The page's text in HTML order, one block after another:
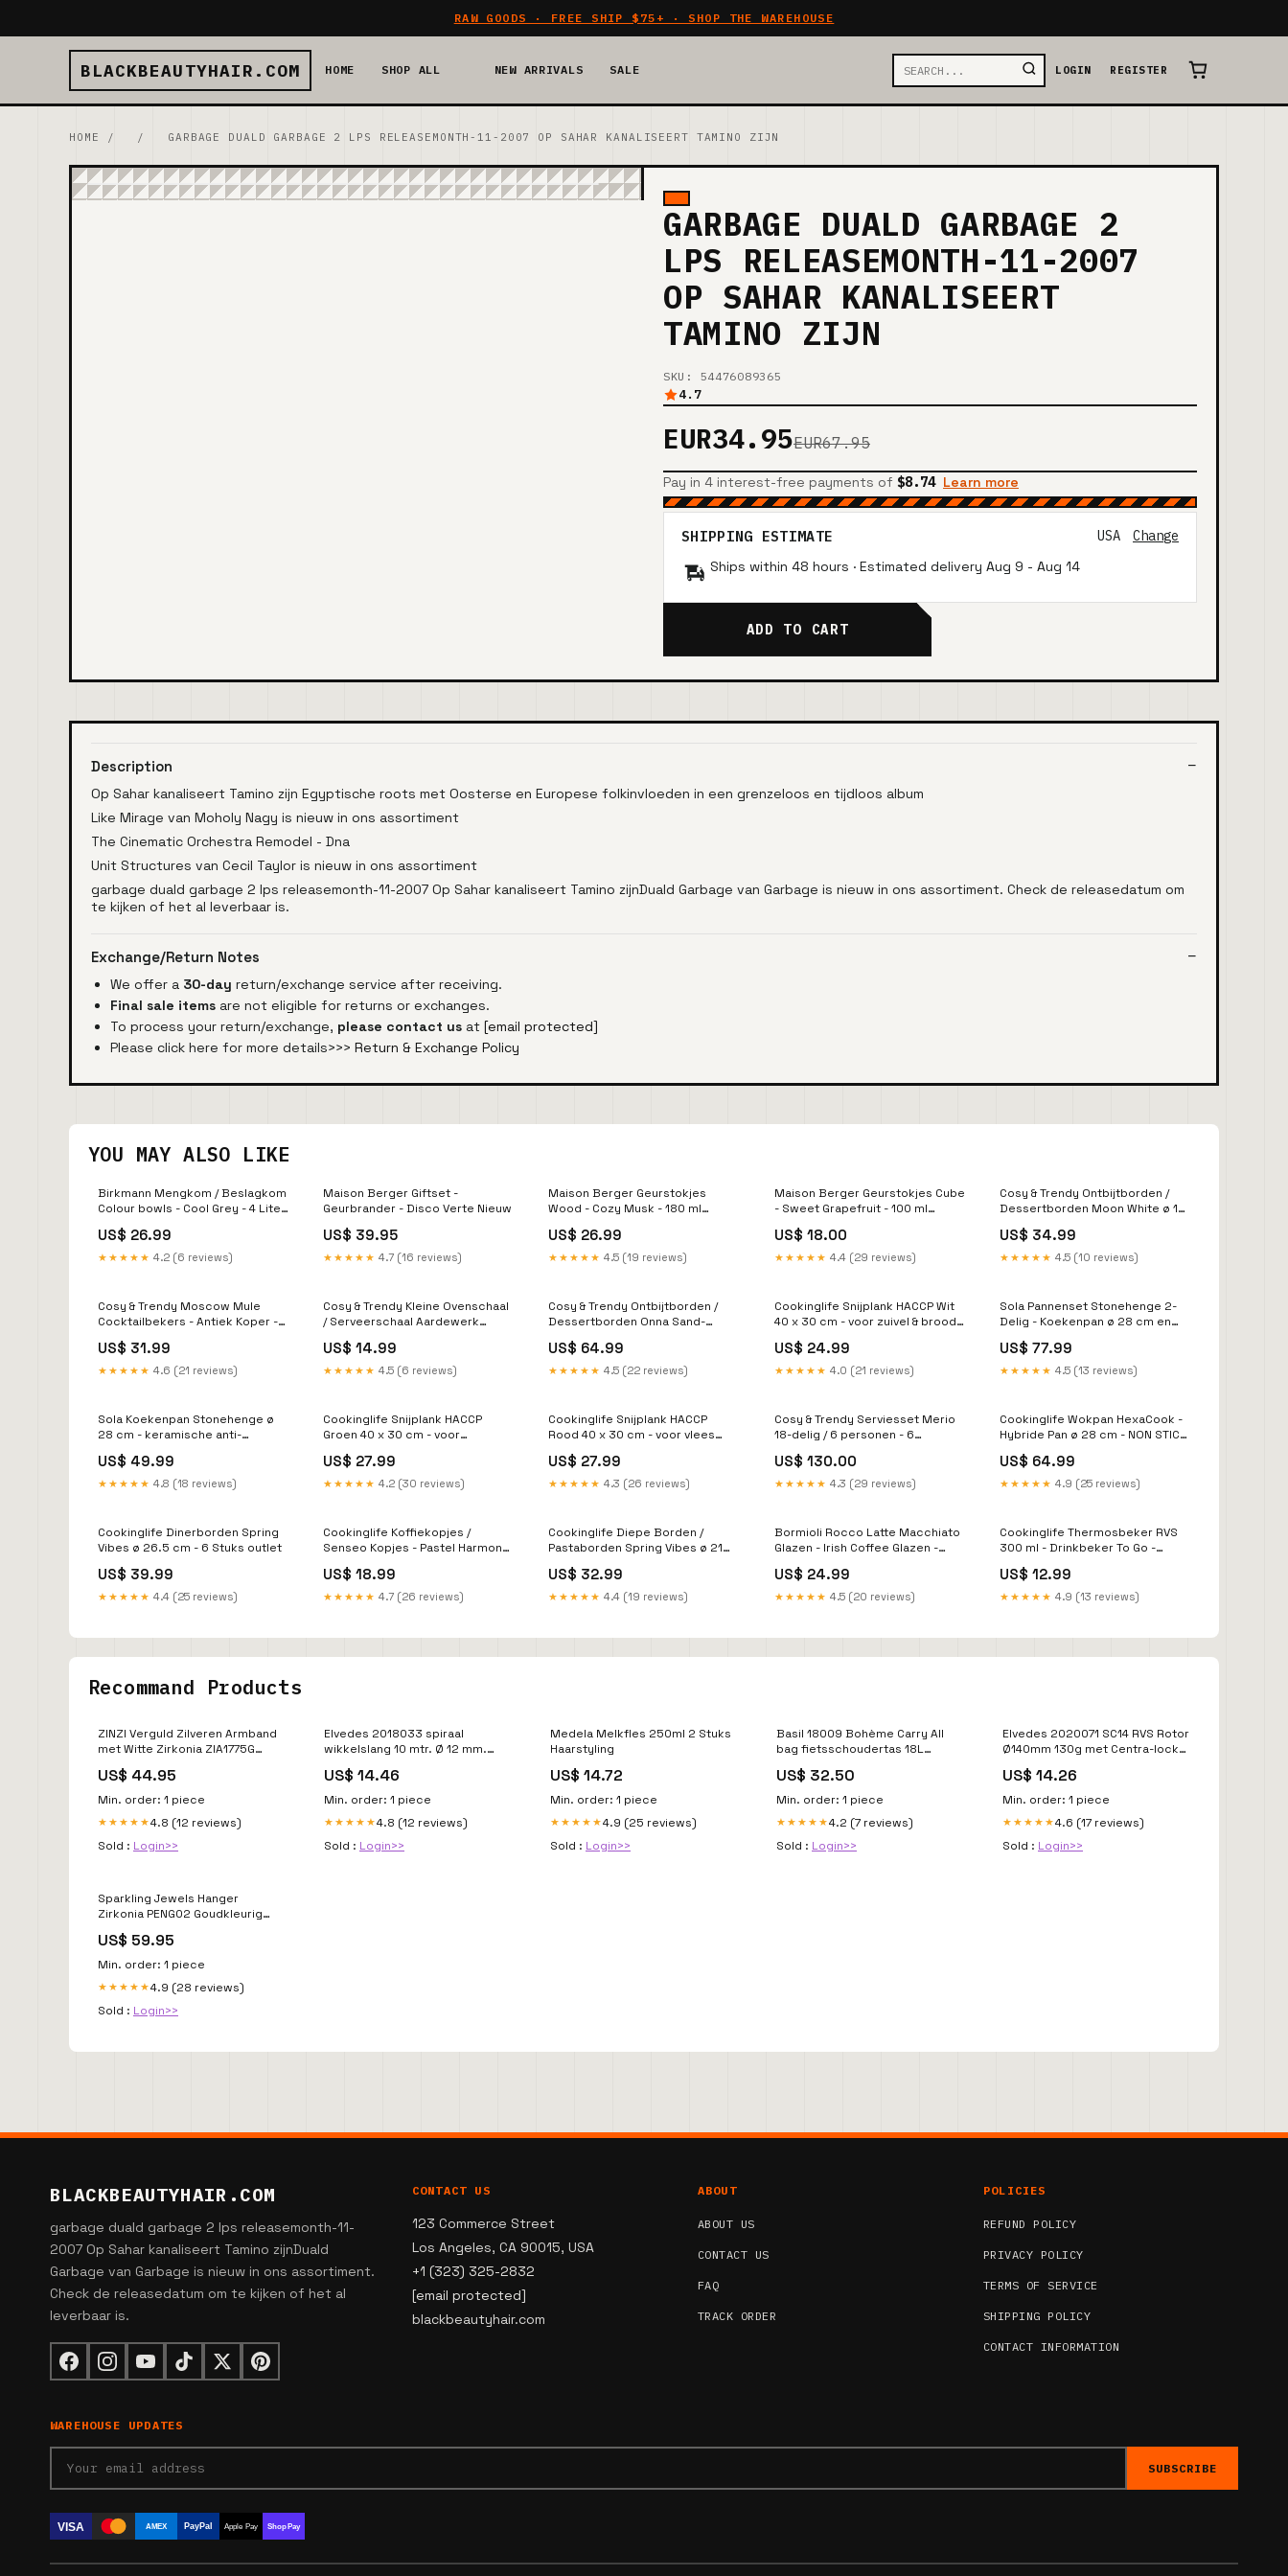
RAW GOODS · FREE SHIP $75+ · SHOP THE WAREHOUSE
BLACKBEAUTYHAIR.COM HOME SHOP ALL NEW ARRIVALS SALE LOGIN REGISTER
HOME / / GARBAGE DUALD GARBAGE 2 LPS RELEASEMONTH-11-2007 OP SAHAR KANALISEERT TAMINO ZIJN
GARBAGE DUALD GARBAGE 2
LPS RELEASEMONTH-11-2007
OP SAHAR KANALISEERT
TAMINO ZIJN
SKU: 54476089365
4.7
EUR34.95EUR67.95
Pay in 4 interest-free payments of $8.74 Learn more
SHIPPING ESTIMATE USA
Change
Ships within 48 hours · Estimated delivery Aug 9 - Aug 14
ADD TO CART
Description
Op Sahar kanaliseert Tamino zijn Egyptische roots met Oosterse en Europese folkinvloeden in een grenzeloos en tijdloos album
Like Mirage van Moholy Nagy is nieuw in ons assortiment
The Cinematic Orchestra Remodel - Dna
Unit Structures van Cecil Taylor is nieuw in ons assortiment
garbage duald garbage 2 lps releasemonth-11-2007 Op Sahar kanaliseert Tamino zijnDuald Garbage van Garbage is nieuw in ons assortiment. Check de releasedatum om
te kijken of het al leverbaar is.
Exchange/Return Notes
We offer a 30-day return/exchange service after receiving.
Final sale items are not eligible for returns or exchanges.
To process your return/exchange, please contact us at [email protected]
Please click here for more details>>> Return & Exchange Policy
YOU MAY ALSO LIKE
Birkmann Mengkom / Beslagkom
Colour bowls - Cool Grey - 4 Liter
US$ 26.99
★★★★★ 4.2 (6 reviews)
Maison Berger Giftset -
Geurbrander - Disco Verte Nieuw
US$ 39.95
★★★★★ 4.7 (16 reviews)
Maison Berger Geurstokjes
Wood - Cozy Musk - 180 ml
US$ 26.99
★★★★★ 4.5 (19 reviews)
Maison Berger Geurstokjes Cube
- Sweet Grapefruit - 100 ml
US$ 18.00
★★★★★ 4.4 (29 reviews)
Cosy & Trendy Ontbijtborden /
Dessertborden Moon White ø 19
US$ 34.99
★★★★★ 4.5 (10 reviews)
Cosy & Trendy Moscow Mule
Cocktailbekers - Antiek Koper -
US$ 31.99
★★★★★ 4.6 (21 reviews)
Cosy & Trendy Kleine Ovenschaal
/ Serveerschaal Aardewerk
3.5 cm / 350 ml translate-fr-
review
US$ 14.99
★★★★★ 4.5 (6 reviews)
Cosy & Trendy Ontbijtborden /
Dessertborden Onna Sand-
Piemont
US$ 64.99
★★★★★ 4.5 (22 reviews)
Cookinglife Snijplank HACCP Wit
40 x 30 cm - voor zuivel & brood
US$ 24.99
★★★★★ 4.0 (21 reviews)
Sola Pannenset Stonehenge 2-
Delig - Koekenpan ø 28 cm en
anti-aanbaklaag Sale
US$ 77.99
★★★★★ 4.5 (13 reviews)
Sola Koekenpan Stonehenge ø
28 cm - keramische anti-
US$ 49.99
★★★★★ 4.8 (18 reviews)
Cookinglife Snijplank HACCP
Groen 40 x 30 cm - voor
review
US$ 27.99
★★★★★ 4.2 (30 reviews)
Cookinglife Snijplank HACCP
Rood 40 x 30 cm - voor vlees
US$ 27.99
★★★★★ 4.3 (26 reviews)
Cosy & Trendy Serviesset Merio
18-delig / 6 personen - 6
6 diepe borden Villeroy & Boch
US$ 130.00
★★★★★ 4.3 (29 reviews)
Cookinglife Wokpan HexaCook -
Hybride Pan ø 28 cm - NON STICK
warmtebronnen - keramische
anti-aanbaklaag Outlet
US$ 64.99
★★★★★ 4.9 (25 reviews)
Cookinglife Dinerborden Spring
Vibes ø 26.5 cm - 6 Stuks outlet
US$ 39.99
★★★★★ 4.4 (25 reviews)
Cookinglife Koffiekopjes /
Senseo Kopjes - Pastel Harmony
US$ 18.99
★★★★★ 4.7 (26 reviews)
Cookinglife Diepe Borden /
Pastaborden Spring Vibes ø 21
US$ 32.99
★★★★★ 4.4 (19 reviews)
Bormioli Rocco Latte Macchiato
Glazen - Irish Coffee Glazen -
Stapelbaar - Barshine 315 ml - 6
Stuks outlet
US$ 24.99
★★★★★ 4.5 (20 reviews)
Cookinglife Thermosbeker RVS
300 ml - Drinkbeker To Go -
translate-fr-review
US$ 12.99
★★★★★ 4.9 (13 reviews)
Recommand Products
ZINZI Verguld Zilveren Armband
met Witte Zirkonia ZIA1775G
US$ 44.95
Min. order: 1 piece
★★★★★4.8 (12 reviews)
Sold : Login>>
Elvedes 2018033 spiraal
wikkelslang 10 mtr. Ø 12 mm.
Click Valve
US$ 14.46
Min. order: 1 piece
★★★★★4.8 (12 reviews)
Sold : Login>>
Medela Melkfles 250ml 2 Stuks
Haarstyling
US$ 14.72
Min. order: 1 piece
★★★★★4.9 (25 reviews)
Sold : Login>>
Basil 18009 Bohème Carry All
bag fietsschoudertas 18L
US$ 32.50
Min. order: 1 piece
★★★★★4.2 (7 reviews)
Sold : Login>>
Elvedes 2020071 SC14 RVS Rotor
Ø140mm 130g met Centra-lock
US$ 14.26
Min. order: 1 piece
★★★★★4.6 (17 reviews)
Sold : Login>>
Sparkling Jewels Hanger
Zirkonia PENG02 Goudkleurig
US$ 59.95
Min. order: 1 piece
★★★★★4.9 (28 reviews)
Sold : Login>>
BLACKBEAUTYHAIR.COM
garbage duald garbage 2 lps releasemonth-11-
2007 Op Sahar kanaliseert Tamino zijnDuald
Garbage van Garbage is nieuw in ons assortiment.
Check de releasedatum om te kijken of het al
leverbaar is.
CONTACT US
123 Commerce Street
Los Angeles, CA 90015, USA
+1 (323) 325-2832
[email protected]
blackbeautyhair.com
ABOUT
ABOUT US
CONTACT US
FAQ
TRACK ORDER
POLICIES
REFUND POLICY
PRIVACY POLICY
TERMS OF SERVICE
SHIPPING POLICY
CONTACT INFORMATION
WAREHOUSE UPDATES
SUBSCRIBE
VISA AMEX PayPal Apple Pay Shop Pay